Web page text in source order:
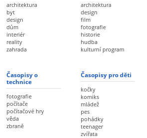
architektura
byt
design
dům
interiér
reality
zahrada
architektura
design
film
fotografie
historie
hudba
kulturní program
Časopisy o
technice
fotografie
počítače
počítačové hry
věda
zbraně
Časopisy pro děti
kočky
komiks
mládež
pes
pohádky
teenager
zvířata